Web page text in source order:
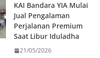
KAI Bandara YIA Mulai
Jual Pengalaman
Perjalanan Premium
Saat Libur Iduladha
21/05/2026